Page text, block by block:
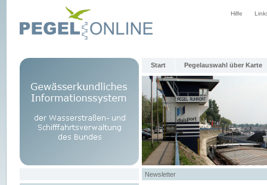
Hilfe
Start Pegelauswahl über Karte
Newsletter